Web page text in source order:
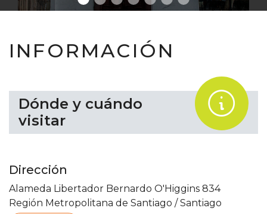
INFORMACIÓN
Dónde y cuándo
visitar
.
Dirección
Alameda Libertador Bernardo O'Higgins 834
Región Metropolitana de Santiago / Santiago